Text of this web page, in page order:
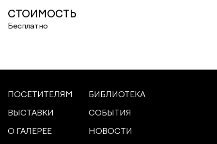
СТОИМОСТЬ
Бесплатно
ПОСЕТИТЕЛЯМ
БИБЛИОТЕКА
ВЫСТАВКИ
СОБЫТИЯ
О ГАЛЕРЕЕ
НОВОСТИ